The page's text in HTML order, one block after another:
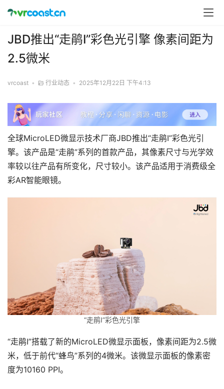
JBD推出“走鹃Ⅰ”彩色光引擎 像素间距为
2.5微米
vrcoast • 行业动态 • 2025年12月22日 下午4:13
全球MicroLED微显示技术厂商JBD推出“走鹃Ⅰ”彩色光引
擎。该产品是“走鹃”系列的首款产品，其像素尺寸与光学效
率较以往产品有所变化，尺寸较小。该产品适用于消费级全
彩AR智能眼镜。
“走鹃Ⅰ”彩色光引擎
“走鹃Ⅰ”搭载了新的MicroLED微显示面板，像素间距为2.5微
米，低于前代“蜂鸟”系列的4微米。该微显示面板的像素密
度为10160 PPI。